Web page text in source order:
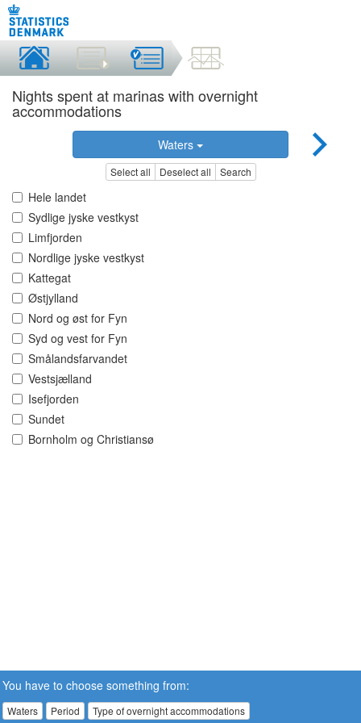
Nights spent at marinas with overnight
accommodations
Waters
Select all Deselect all Search
Hele landet
Sydlige jyske vestkyst
Limfjorden
Nordlige jyske vestkyst
Kattegat
Østjylland
Nord og øst for Fyn
Syd og vest for Fyn
Smålandsfarvandet
Vestsjælland
Isefjorden
Sundet
Bornholm og Christiansø
You have to choose something from:
Waters Period Type of overnight accommodations